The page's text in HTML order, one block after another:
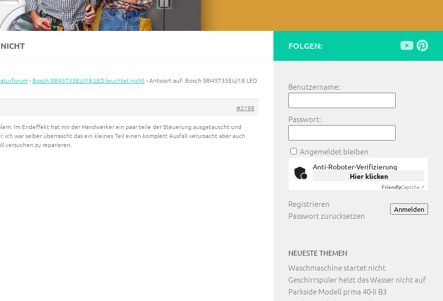
› Bosch SRI45T35EU/18 LED leuchtet nicht›Antwort auf: Bosch SRI45T35EU/18 LED
#2198
Im Endeffekt hat mir der Handwerker ein paar teile der Steuerung ausgetauscht und
ich war selber überrascht das ein kleines Teil einen komplett Ausfall verursacht aber auch
versuchen zu reparieren.
FOLGEN:
Benutzername:
Passwort:
Angemeldet bleiben
Anti-Roboter-Verifizierung
Hier klicken
FriendlyCaptcha ⇗
Anmelden
Registrieren
Passwort zurücksetzen
NEUESTE THEMEN
Waschmaschine startet nicht
Geschirrspüler heizt das Wasser nicht auf
Parkside Modell prma 40-li B3